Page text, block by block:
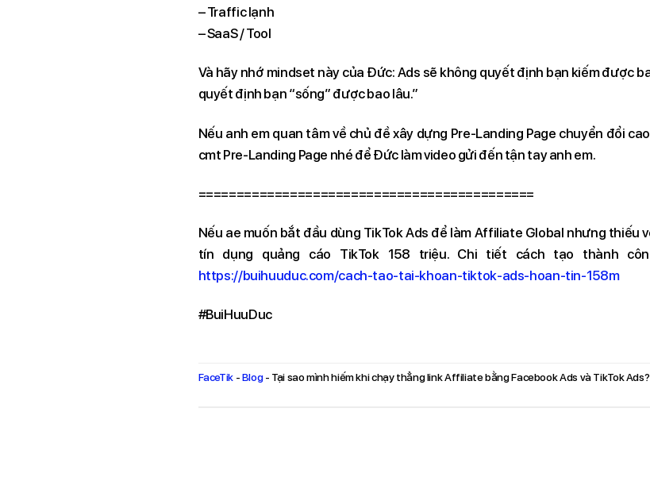
– Traffic lạnh
– SaaS / Tool
Và hãy nhớ mindset này của Đức: Ads sẽ không quyết định bạn kiếm được
quyết định bạn “sống” được bao lâu.”
Nếu anh em quan tâm về chủ đề xây dựng Pre-Landing Page chuyển đổi
cmt Pre-Landing Page nhé để Đức làm video gửi đến tận tay anh em.
============================================
Nếu ae muốn bắt đầu dùng TikTok Ads để làm Affiliate Global nhưng thiếu
tín dụng quảng cáo TikTok 158 triệu. Chi tiết cách tạo thành
https://buihuuduc.com/cach-tao-tai-khoan-tiktok-ads-hoan-tin-158m
#BuiHuuDuc
FaceTik-Blog- Tại sao mình hiếm khi chạy thẳng link Affiliate bằng Facebook Ads và TikTok Ads?